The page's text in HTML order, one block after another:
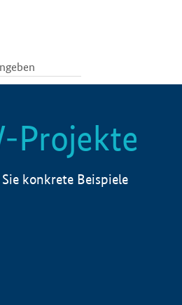
Projekte
konkrete Beispiele